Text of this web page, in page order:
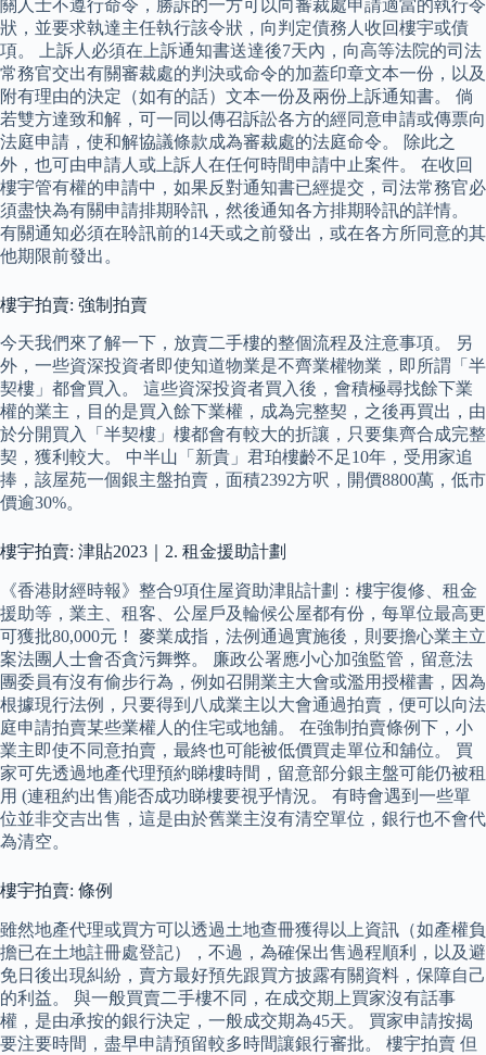
關人士不遵行命令，勝訴的一方可以向審裁處申請適當的執行令
狀，並要求執達主任執行該令狀，向判定債務人收回樓宇或債
項。 上訴人必須在上訴通知書送達後7天內，向高等法院的司法
常務官交出有關審裁處的判決或命令的加蓋印章文本一份，以及
附有理由的決定（如有的話）文本一份及兩份上訴通知書。 倘
若雙方達致和解，可一同以傳召訴訟各方的經同意申請或傳票向
法庭申請，使和解協議條款成為審裁處的法庭命令。 除此之
外，也可由申請人或上訴人在任何時間申請中止案件。 在收回
樓宇管有權的申請中，如果反對通知書已經提交，司法常務官必
須盡快為有關申請排期聆訊，然後通知各方排期聆訊的詳情。
有關通知必須在聆訊前的14天或之前發出，或在各方所同意的其
他期限前發出。
樓宇拍賣: 強制拍賣
今天我們來了解一下，放賣二手樓的整個流程及注意事項。 另
外，一些資深投資者即使知道物業是不齊業權物業，即所謂「半
契樓」都會買入。 這些資深投資者買入後，會積極尋找餘下業
權的業主，目的是買入餘下業權，成為完整契，之後再買出，由
於分開買入「半契樓」樓都會有較大的折讓，只要集齊合成完整
契，獲利較大。 中半山「新貴」君珀樓齡不足10年，受用家追
捧，該屋苑一個銀主盤拍賣，面積2392方呎，開價8800萬，低市
價逾30%。
樓宇拍賣: 津貼2023｜2. 租金援助計劃
《香港財經時報》整合9項住屋資助津貼計劃：樓宇復修、租金
援助等，業主、租客、公屋戶及輪候公屋都有份，每單位最高更
可獲批80,000元！ 麥業成指，法例通過實施後，則要擔心業主立
案法團人士會否貪污舞弊。 廉政公署應小心加強監管，留意法
團委員有沒有偷步行為，例如召開業主大會或濫用授權書，因為
根據現行法例，只要得到八成業主以大會通過拍賣，便可以向法
庭申請拍賣某些業權人的住宅或地舖。 在強制拍賣條例下，小
業主即使不同意拍賣，最終也可能被低價買走單位和舖位。 買
家可先透過地產代理預約睇樓時間，留意部分銀主盤可能仍被租
用 (連租約出售)能否成功睇樓要視乎情況。 有時會遇到一些單
位並非交吉出售，這是由於舊業主沒有清空單位，銀行也不會代
為清空。
樓宇拍賣: 條例
雖然地產代理或買方可以透過土地查冊獲得以上資訊（如產權負
擔已在土地註冊處登記），不過，為確保出售過程順利，以及避
免日後出現糾紛，賣方最好預先跟買方披露有關資料，保障自己
的利益。 與一般買賣二手樓不同，在成交期上買家沒有話事
權，是由承按的銀行決定，一般成交期為45天。 買家申請按揭
要注要時間，盡早申請預留較多時間讓銀行審批。 樓宇拍賣 但